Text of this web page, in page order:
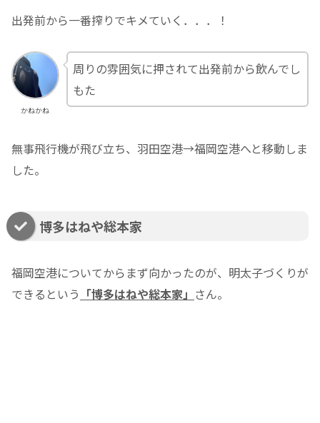
出発前から一番搾りでキメていく．．．！
かねかね
周りの雰囲気に押されて出発前から飲んでし
もた
無事飛行機が飛び立ち、羽田空港→福岡空港へと移動しま
した。
博多はねや総本家
福岡空港についてからまず向かったのが、明太子づくりが
できるという 「博多はねや総本家」 さん。